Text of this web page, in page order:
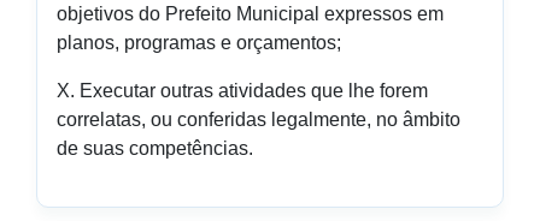
objetivos do Prefeito Municipal expressos em
planos, programas e orçamentos;
X. Executar outras atividades que lhe forem
correlatas, ou conferidas legalmente, no âmbito
de suas competências.